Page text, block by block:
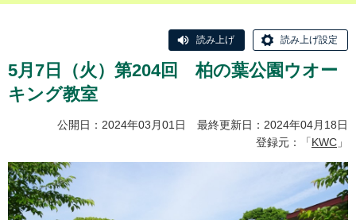
読み上げ 読み上げ設定
5月7日（火）第204回 柏の葉公園ウオー
キング教室
公開日：2024年03月01日 最終更新日：2024年04月18日
登録元：「KWC 」